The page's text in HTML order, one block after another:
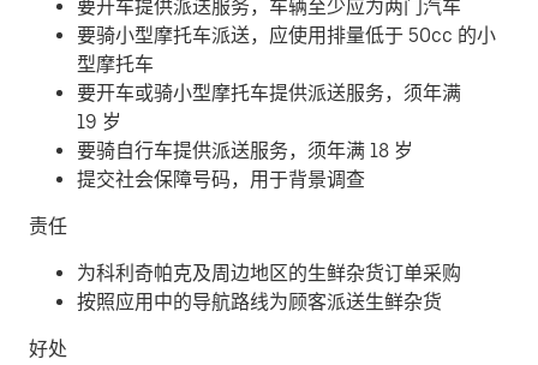
要开车提供派送服务，车辆至少应为两门汽车
要骑小型摩托车派送，应使用排量低于 50cc 的小
型摩托车
要开车或骑小型摩托车提供派送服务，须年满
19 岁
要骑自行车提供派送服务，须年满 18 岁
提交社会保障号码，用于背景调查
责任
为科利奇帕克及周边地区的生鲜杂货订单采购
按照应用中的导航路线为顾客派送生鲜杂货
好处